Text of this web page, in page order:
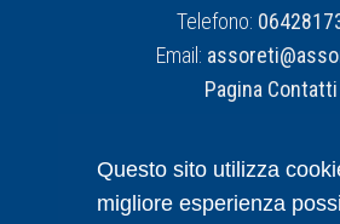
Questo sito utilizza
migliore esperienza
Telefono:
Email:
Pagina Contatti